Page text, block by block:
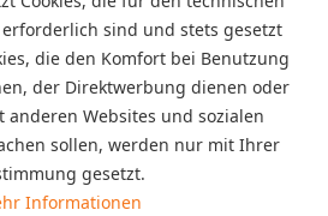
in 5m x 2m x 1,60m mit
Outdoor Bereich. Durchmesser
dick.
sind und stets gesetzt
die den Komfort bei Benutzung
der Direktwerbung dienen oder
Websites und sozialen
sollen, werden nur mit Ihrer
gesetzt.
Informationen